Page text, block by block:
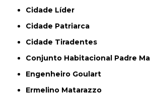
Cidade Líder
Cidade Patriarca
Cidade Tiradentes
Conjunto Habitacional Padre
Engenheiro Goulart
Ermelino Matarazzo